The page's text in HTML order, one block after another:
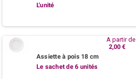
L'unité
Assiette à pois 18 cm
Le sachet de 6 unités
A partir de
2,00 €